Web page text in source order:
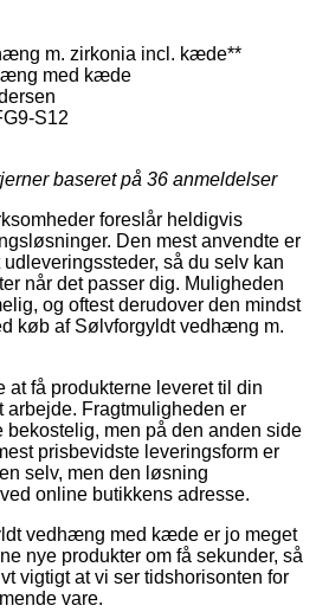
m. zirkonia incl. kæde**
med kæde
S12
baseret på 36 anmeldelser
foreslår heldigvis
Den mest anvendte er
så du selv kan
når det passer dig. Muligheden
og oftest derudover den mindst
køb af Sølvforgyldt vedhæng m.
at få produkterne leveret til din
arbejde. Fragtmuligheden er
bekostelig, men på den anden side
prisbevidste leveringsform er
selv, men den løsning
online butikkens adresse.
vedhæng med kæde er jo meget
nye produkter om få sekunder, så
vigtigt at vi ser tidshorisonten for
vare.